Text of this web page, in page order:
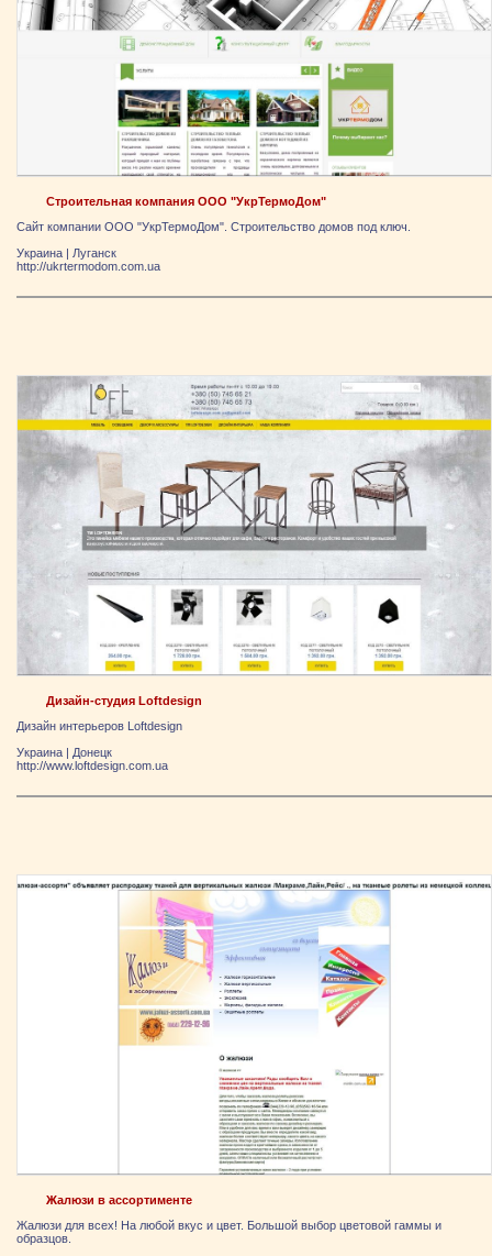
Строительная компания ООО "УкрТермоДом"
Сайт компании ООО "УкрТермоДом". Строительство домов под ключ.
Украина | Луганск
http://ukrtermodom.com.ua
Дизайн-студия Loftdesign
Дизайн интерьеров Loftdesign
Украина | Донецк
http://www.loftdesign.com.ua
Жалюзи в ассортименте
Жалюзи для всех! На любой вкус и цвет. Большой выбор цветовой гаммы и
образцов.